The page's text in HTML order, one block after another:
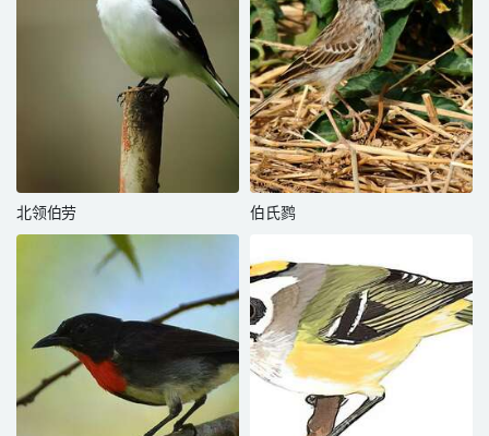
北领伯劳 伯氏鹨